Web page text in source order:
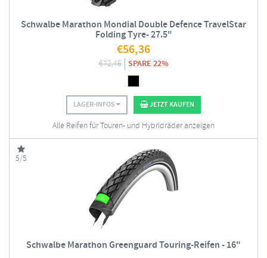
Schwalbe Marathon Mondial Double Defence TravelStar
Folding Tyre- 27.5"
€56,36
€72,46 SPARE 22%
LAGER-INFOS JETZT KAUFEN
Alle Reifen für Touren- und Hybridräder anzeigen
5/5
Schwalbe Marathon Greenguard Touring-Reifen - 16"